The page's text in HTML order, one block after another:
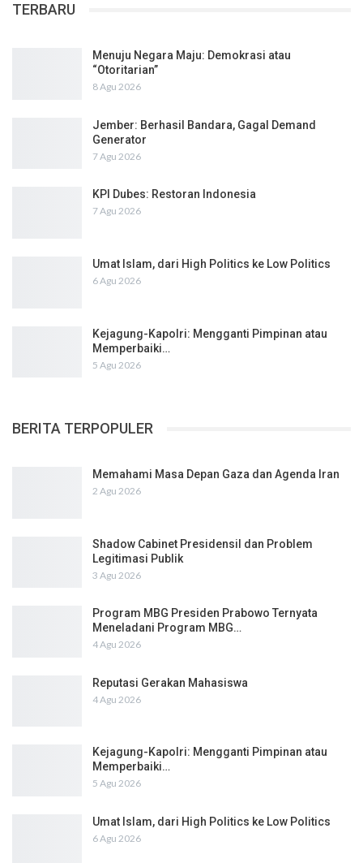
TERBARU
Menuju Negara Maju: Demokrasi atau
“Otoritarian”
8 Agu 2026
Jember: Berhasil Bandara, Gagal Demand
Generator
7 Agu 2026
KPI Dubes: Restoran Indonesia
7 Agu 2026
Umat Islam, dari High Politics ke Low Politics
6 Agu 2026
Kejagung-Kapolri: Mengganti Pimpinan atau
Memperbaiki…
5 Agu 2026
BERITA TERPOPULER
Memahami Masa Depan Gaza dan Agenda Iran
2 Agu 2026
Shadow Cabinet Presidensil dan Problem
Legitimasi Publik
3 Agu 2026
Program MBG Presiden Prabowo Ternyata
Meneladani Program MBG…
4 Agu 2026
Reputasi Gerakan Mahasiswa
4 Agu 2026
Kejagung-Kapolri: Mengganti Pimpinan atau
Memperbaiki…
5 Agu 2026
Umat Islam, dari High Politics ke Low Politics
6 Agu 2026